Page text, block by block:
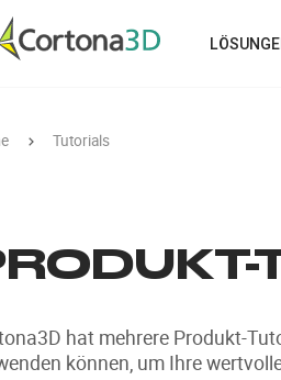
Tutorials
hat mehrere Produkt-
können, um Ihre